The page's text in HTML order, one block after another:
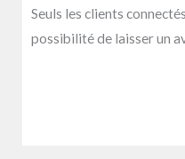
Seuls les clients
possibilité de laisser un